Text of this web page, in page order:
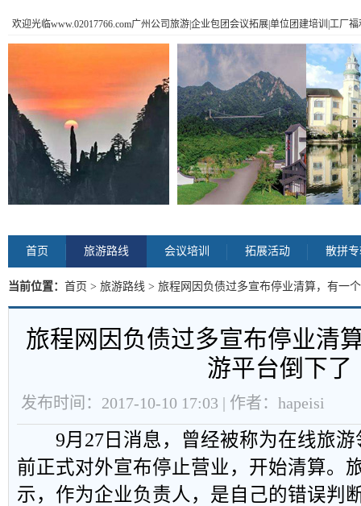
欢迎光临www.02017766.com广州公司旅游|企业包团会议拓展|单位团建培训|工厂
首页 旅游路线 会议培训 拓展活动 散拼
当前位置： 首页 > 旅游路线 > 旅程网因负债过多宣布停业清算，有一
旅程网因负债过多宣布停业清
游平台倒下了
发布时间：2017-10-10 17:03 | 作者：hapeisi
9月27日消息，曾经被称为在线旅游
前正式对外宣布停止营业，开始清算。
示，作为企业负责人，是自己的错误判